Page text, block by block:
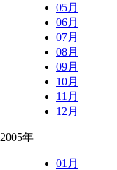
05月
06月
07月
08月
09月
10月
11月
12月
2005年
01月